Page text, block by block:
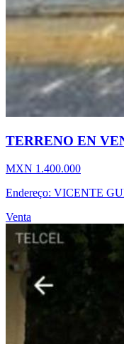
TERRENO EN
MXN 1.400.000
Endereço: VICENTE
Venta